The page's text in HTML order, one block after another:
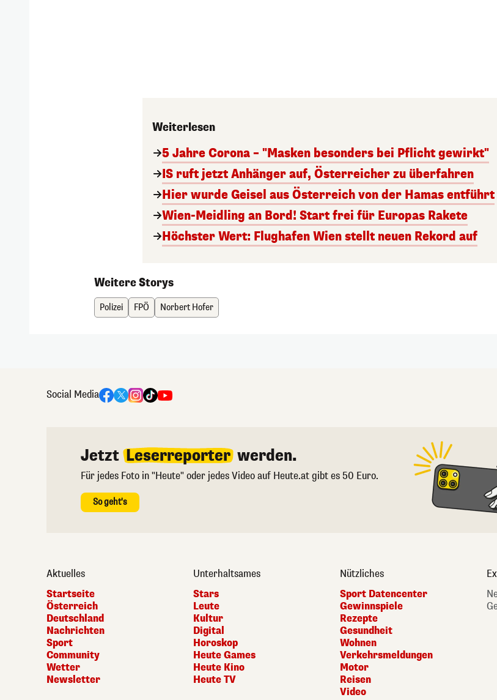
Weiterlesen
5 Jahre Corona – "Masken besonders bei Pflicht gewirkt"
IS ruft jetzt Anhänger auf, Österreicher zu überfahren
Hier wurde Geisel aus Österreich von der Hamas entführt
Wien-Meidling an Bord! Start frei für Europas Rakete
Höchster Wert: Flughafen Wien stellt neuen Rekord auf
Weitere Storys
Polizei FPÖ Norbert Hofer
Social Media
Jetzt Leserreporter werden.
Für jedes Foto in "Heute" oder jedes Video auf Heute.at gibt es 50 Euro.
So geht's
Aktuelles
Startseite
Österreich
Deutschland
Nachrichten
Sport
Community
Wetter
Newsletter
Unterhaltsames
Stars
Leute
Kultur
Digital
Horoskop
Heute Games
Heute Kino
Heute TV
Nützliches
Sport Datencenter
Gewinnspiele
Rezepte
Gesundheit
Wohnen
Verkehrsmeldungen
Motor
Reisen
Video